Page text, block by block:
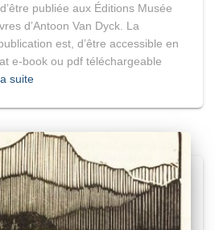
publiée aux Éditions Musée
d’Antoon Van Dyck. La
est, d’être accessible en
e-book ou pdf téléchargeable
suite